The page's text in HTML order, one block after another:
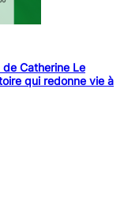
Catherine Le
qui redonne vie à